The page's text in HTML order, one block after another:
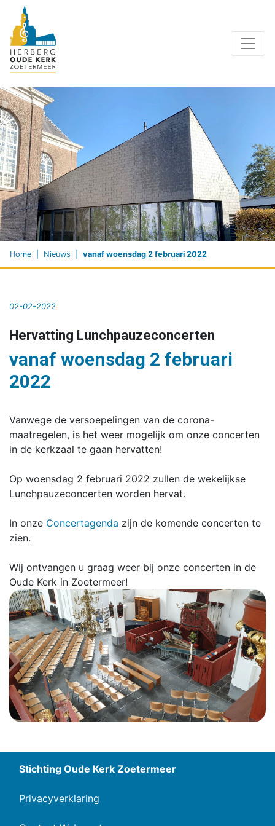
Home Nieuws vanaf woensdag 2 februari 2022
02-02-2022
Hervatting Lunchpauzeconcerten
vanaf woensdag 2 februari
2022
Vanwege de versoepelingen van de corona-
maatregelen, is het weer mogelijk om onze concerten
in de kerkzaal te gaan hervatten!
Op woensdag 2 februari 2022 zullen de wekelijkse
Lunchpauzeconcerten worden hervat.
In onze Concertagenda zijn de komende concerten te
zien.
Wij ontvangen u graag weer bij onze concerten in de
Oude Kerk in Zoetermeer!
Stichting Oude Kerk Zoetermeer
Privacyverklaring